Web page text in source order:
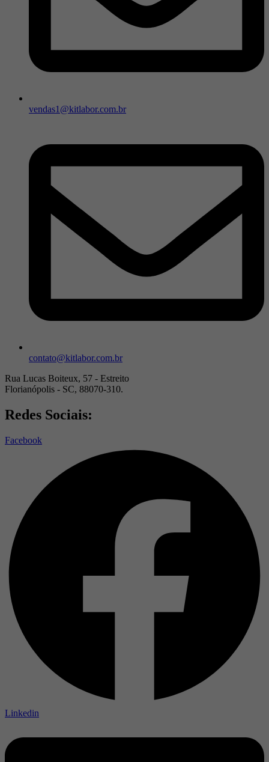
vendas1@kitlabor.com.br
contato@kitlabor.com.br
Rua Lucas Boiteux, 57 - Estreito
Florianópolis - SC, 88070-310.
Redes Sociais:
Facebook
Linkedin